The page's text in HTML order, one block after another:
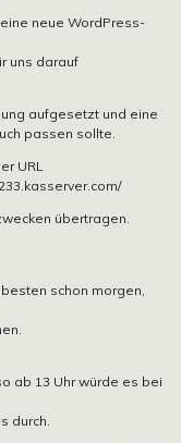
neue WordPress-
uns darauf
aufgesetzt und eine
passen sollte.
URL
übertragen.
schon morgen,
ab 13 Uhr würde es bei
durch.